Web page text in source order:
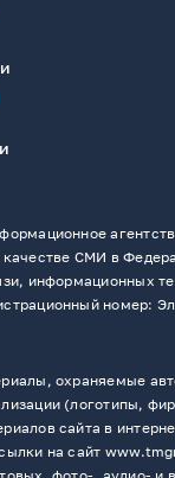
качестве СМИ в
информационных
номер:
охраняемые
(логотипы,
сайта в
на сайт